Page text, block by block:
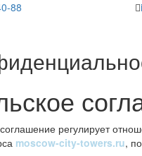
88
регулирует
moscow-city-towers.ru,